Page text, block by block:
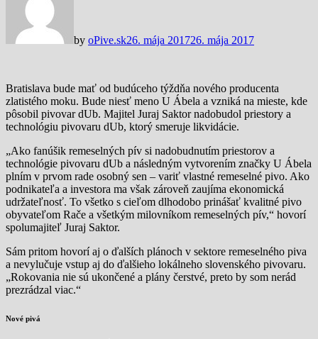
by oPive.sk26. mája 201726. mája 2017
Bratislava bude mať od budúceho týždňa nového producenta
zlatistého moku. Bude niesť meno U Ábela a vzniká na mieste, kde
pôsobil pivovar dUb. Majitel Juraj Saktor nadobudol priestory a
technológiu pivovaru dUb, ktorý smeruje likvidácie.
„Ako fanúšik remeselných pív si nadobudnutím priestorov a
technológie pivovaru dUb a následným vytvorením značky U Ábela
plním v prvom rade osobný sen – variť vlastné remeselné pivo. Ako
podnikateľa a investora ma však zároveň zaujíma ekonomická
udržateľnosť. To všetko s cieľom dlhodobo prinášať kvalitné pivo
obyvateľom Rače a všetkým milovníkom remeselných pív,“ hovorí
spolumajiteľ Juraj Saktor.
Sám pritom hovorí aj o ďalších plánoch v sektore remeselného piva
a nevylučuje vstup aj do ďalšieho lokálneho slovenského pivovaru.
„Rokovania nie sú ukončené a plány čerstvé, preto by som nerád
prezrádzal viac.“
Nové pivá